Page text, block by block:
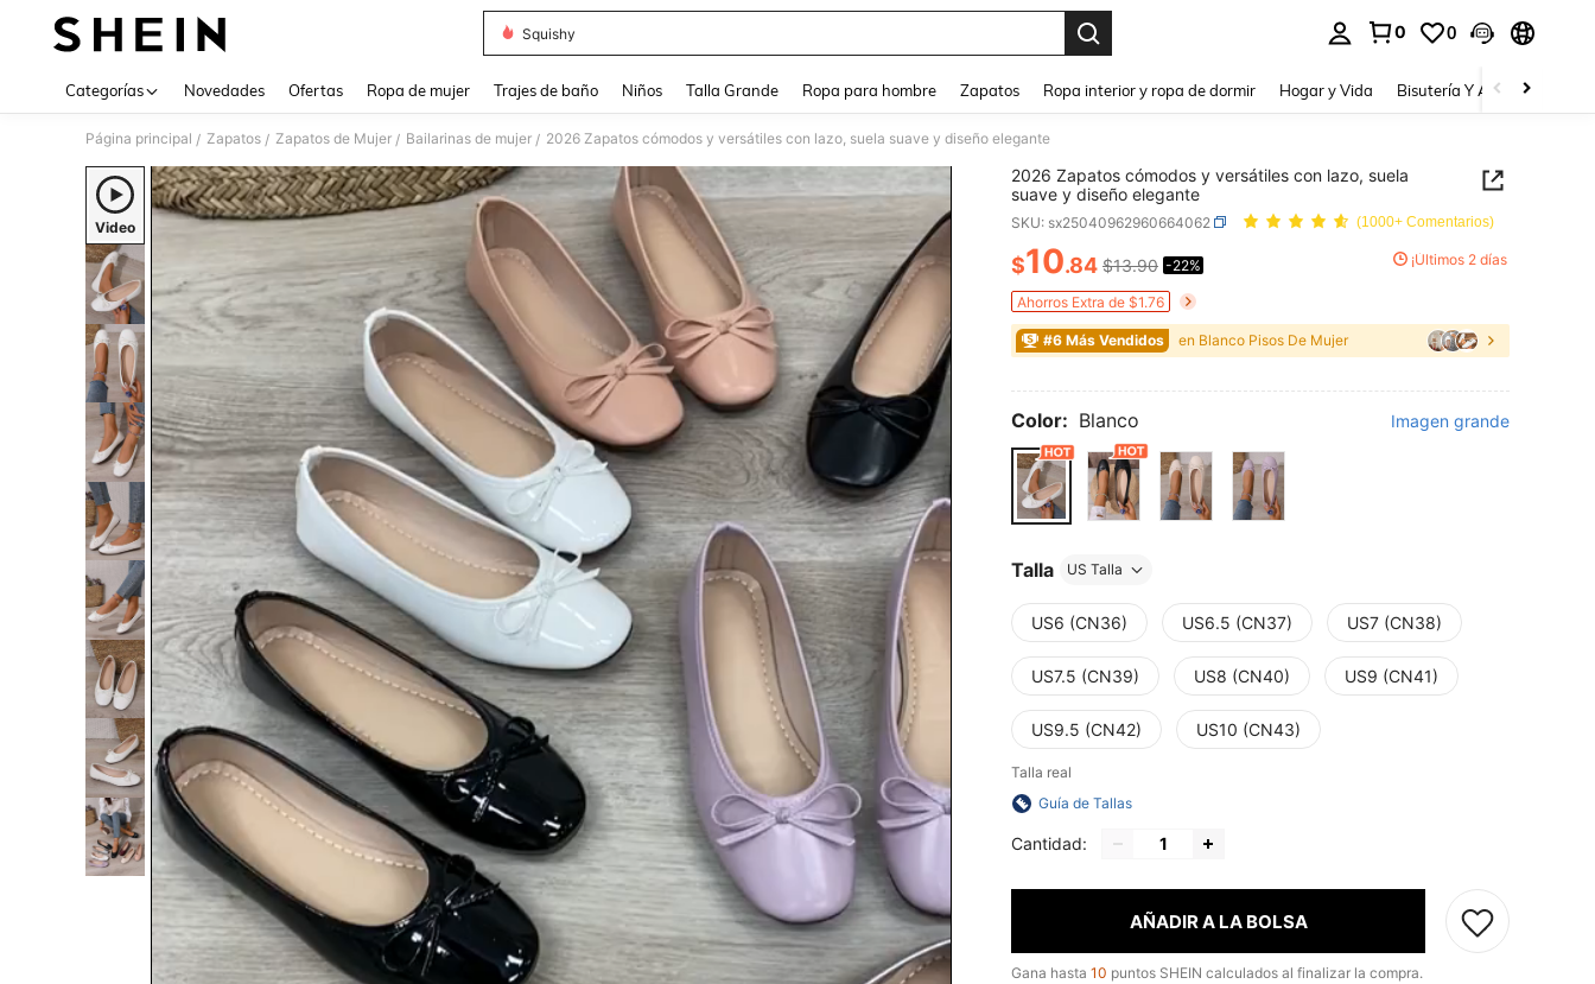
Squishy
0 0
Categorías Novedades Ofertas Ropa de mujer Trajes de baño Niños Talla Grande Ropa para hombre Zapatos Ropa interior y ropa de dormir Hogar y Vida Bisutería Y Accesorios
Página principal / Zapatos / Zapatos de Mujer / Bailarinas de mujer / 2026 Zapatos cómodos y versátiles con lazo, suela suave y diseño elegante
Video
2026 Zapatos cómodos y versátiles con lazo, suela
suave y diseño elegante
SKU: sx25040962960664062 (1000+ Comentarios)
PRICE AND AVAILABILITY
$10.84 $13.90 -22% ¡Últimos 2 días
Ahorros Extra de $1.76
#6 Más Vendidos en Blanco Pisos De Mujer
Color: Blanco Imagen grande
Talla US Talla
US6 (CN36) US6.5 (CN37) US7 (CN38)
US7.5 (CN39) US8 (CN40) US9 (CN41)
US9.5 (CN42) US10 (CN43)
Talla real
Guía de Tallas
Cantidad:
AÑADIR A LA BOLSA
Gana hasta 10 puntos SHEIN calculados al finalizar la compra.